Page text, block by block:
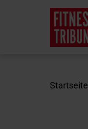
Startseite